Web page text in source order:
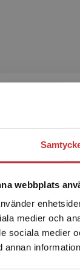
webbplats
medier och
sociala medier
annan